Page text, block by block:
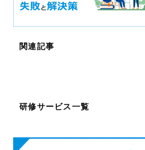
関連記事
研修サービス一覧